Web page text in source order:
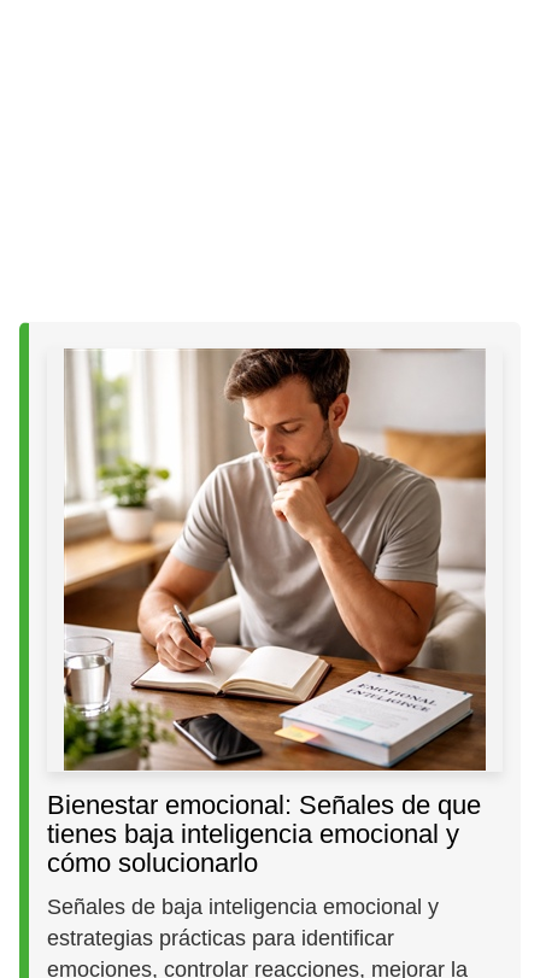
Bienestar emocional: Señales de que
tienes baja inteligencia emocional y
cómo solucionarlo
Señales de baja inteligencia emocional y
estrategias prácticas para identificar
emociones, controlar reacciones, mejorar la